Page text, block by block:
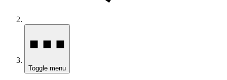
Toggle menu